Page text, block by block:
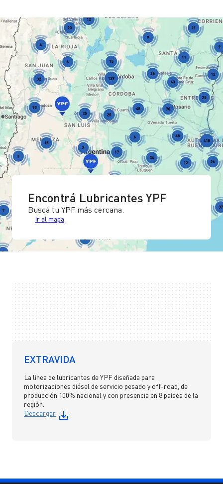
Encontrá Lubricantes YPF
Buscá tu YPF más cercana.
Ir al mapa
EXTRAVIDA
La línea de lubricantes de YPF diseñada para
motorizaciones diésel de servicio pesado y off-road, de
producción 100% nacional y con presencia en 8 países de la
región.